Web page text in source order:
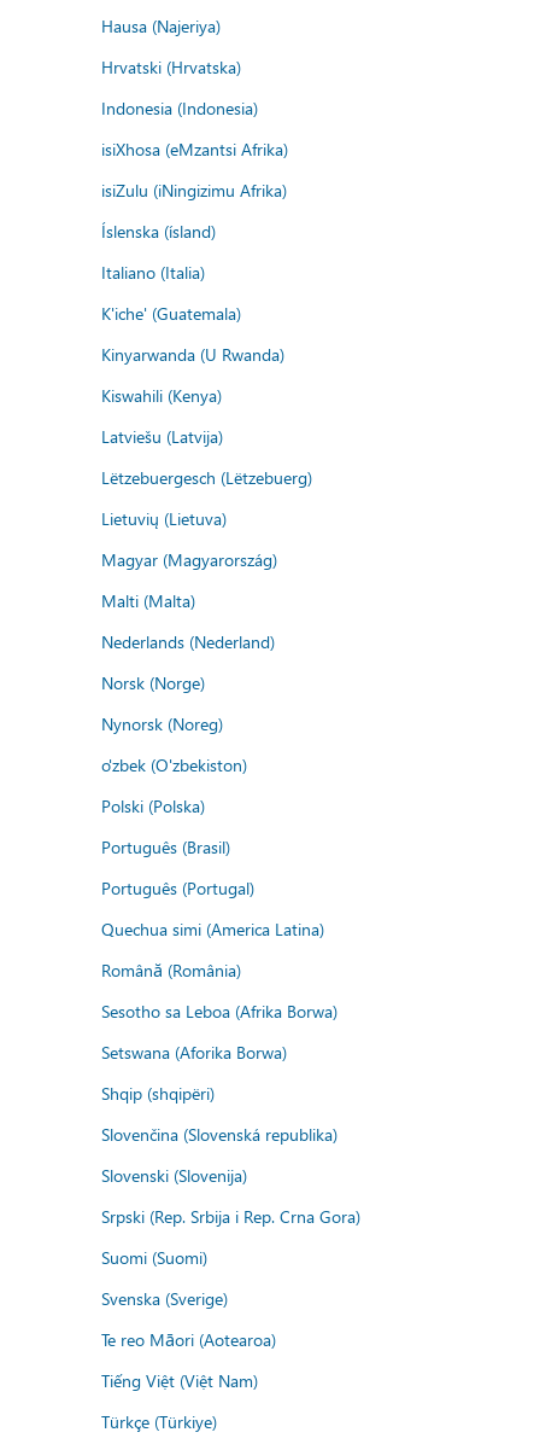
Hausa (Najeriya)
Hrvatski (Hrvatska)
Indonesia (Indonesia)
isiXhosa (eMzantsi Afrika)
isiZulu (iNingizimu Afrika)
Íslenska (ísland)
Italiano (Italia)
K'iche' (Guatemala)
Kinyarwanda (U Rwanda)
Kiswahili (Kenya)
Latviešu (Latvija)
Lëtzebuergesch (Lëtzebuerg)
Lietuvių (Lietuva)
Magyar (Magyarország)
Malti (Malta)
Nederlands (Nederland)
Norsk (Norge)
Nynorsk (Noreg)
o'zbek (O'zbekiston)
Polski (Polska)
Português (Brasil)
Português (Portugal)
Quechua simi (America Latina)
Română (România)
Sesotho sa Leboa (Afrika Borwa)
Setswana (Aforika Borwa)
Shqip (shqipëri)
Slovenčina (Slovenská republika)
Slovenski (Slovenija)
Srpski (Rep. Srbija i Rep. Crna Gora)
Suomi (Suomi)
Svenska (Sverige)
Te reo Māori (Aotearoa)
Tiếng Việt (Việt Nam)
Türkçe (Türkiye)